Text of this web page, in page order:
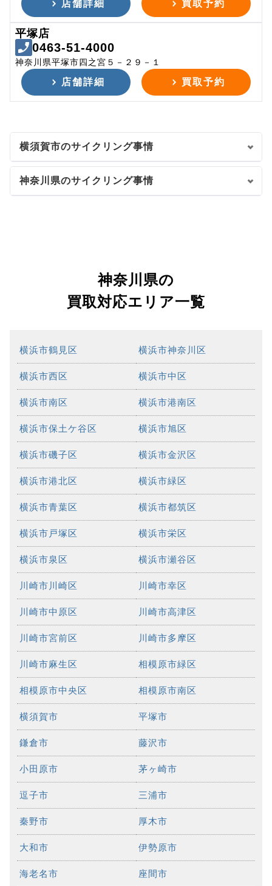
店舗詳細 買取予約
平塚店
0463-51-4000
神奈川県平塚市四之宮５－２９－１
店舗詳細 買取予約
横須賀市のサイクリング事情
神奈川県のサイクリング事情
神奈川県の
買取対応エリア一覧
横浜市鶴見区 横浜市神奈川区
横浜市西区 横浜市中区
横浜市南区 横浜市港南区
横浜市保土ケ谷区 横浜市旭区
横浜市磯子区 横浜市金沢区
横浜市港北区 横浜市緑区
横浜市青葉区 横浜市都筑区
横浜市戸塚区 横浜市栄区
横浜市泉区 横浜市瀬谷区
川崎市川崎区 川崎市幸区
川崎市中原区 川崎市高津区
川崎市宮前区 川崎市多摩区
川崎市麻生区 相模原市緑区
相模原市中央区 相模原市南区
横須賀市 平塚市
鎌倉市 藤沢市
小田原市 茅ヶ崎市
逗子市 三浦市
秦野市 厚木市
大和市 伊勢原市
海老名市 座間市